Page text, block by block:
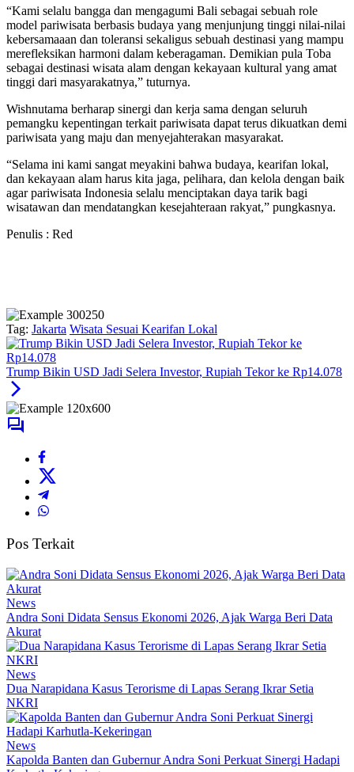
“Kami selalu bangga dan mengagumi Bali sebagai sebuah role
model pariwisata berbasis budaya yang menjunjung tinggi nilai-nilai
kebersamaaan dan toleransi sekaligus sebuah destinasi yang mampu
merefleksikan harmoni dalam keberagaman. Demikian pula Toba
sebagai destinasi wisata alam dengan kekayaan kultural yang amat
tinggi dari masyarakatnya,” tuturnya.
Wishnutama berharap sinergi dan kerja sama dengan seluruh
pemangku kepentingan terkait pariwisata dapat terus dikuatkan demi
pariwisata yang maju dan menyejahterakan masyarakat.
“Selama ini kami sangat meyakini bahwa budaya, kearifan lokal,
dan kekayaan alam harus kita jaga, pelihara, dan kelola dengan baik
agar pariwisata Indonesia selalu menciptakan daya tarik bagi
wisatawan dan mendatangkan kesejahteraan rakyat,” pungkasnya.
Penulis : Red
Tag: Jakarta Wisata Sesuai Kearifan Lokal
Trump Bikin USD Jadi Selera Investor, Rupiah Tekor ke Rp14.078
Pos Terkait
News
Andra Soni Didata Sensus Ekonomi 2026, Ajak Warga Beri Data
Akurat
News
Dua Narapidana Kasus Terorisme di Lapas Serang Ikrar Setia
NKRI
News
Kapolda Banten dan Gubernur Andra Soni Perkuat Sinergi Hadapi